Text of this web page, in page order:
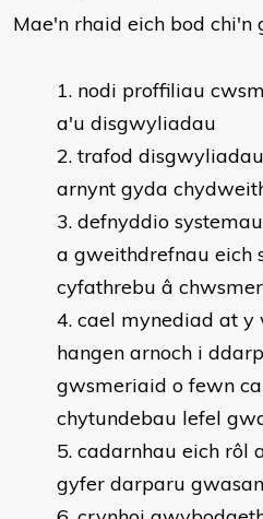
Mae'n rhaid eich bod chi'n
nodi proffiliau
a'u disgwyliadau
trafod
arnynt gyda
defnyddio
a gweithdrefnau eich
cyfathrebu â
cael mynediad at y
hangen arnoch i
gwsmeriaid o fewn
chytundebau lefel
cadarnhau eich rôl
gyfer darparu